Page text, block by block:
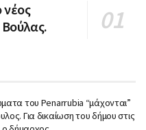
νέος
Βούλας.
του Penarrubia “μάχονται”
Για δικαίωση του δήμου στις